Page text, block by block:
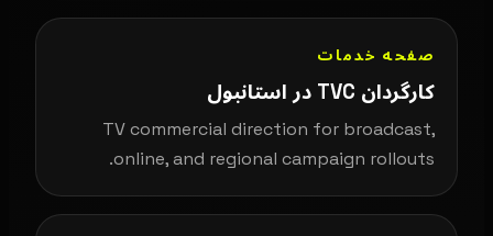
صفحه خدمات
کارگردان TVC در استانبول
TV commercial direction for broadcast,
online, and regional campaign rollouts.